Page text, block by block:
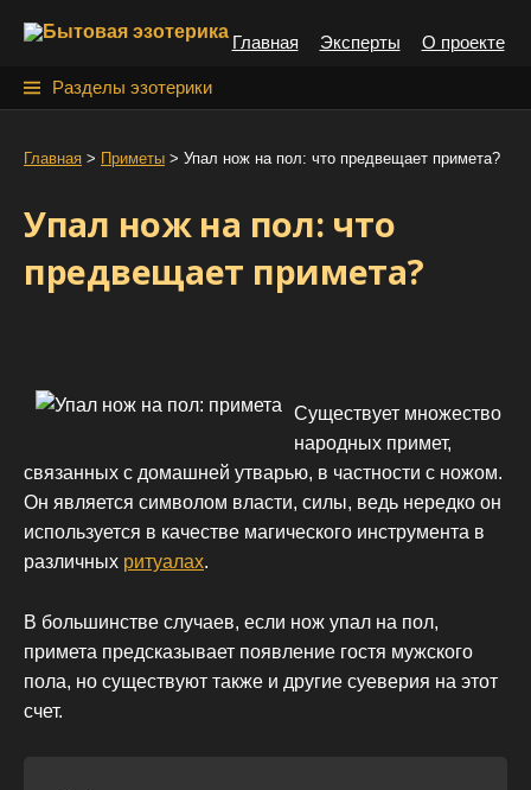
Главная Эксперты О проекте
Разделы эзотерики
й
Главная > Приметы > Упал нож на пол: что предвещает примета?
Упал нож на пол: что
предвещает примета?
Существует множество
народных примет,
связанных с домашней утварью, в частности с ножом.
Он является символом власти, силы, ведь нередко он
используется в качестве магического инструмента в
различных ритуалах.
В большинстве случаев, если нож упал на пол,
примета предсказывает появление гостя мужского
пола, но существуют также и другие суеверия на этот
счет.